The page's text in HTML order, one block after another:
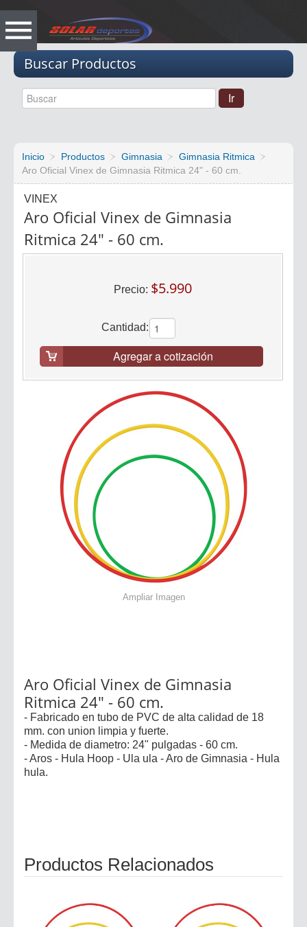
Buscar Productos
Inicio Productos Gimnasia
Gimnasia Ritmica
Aro Oficial Vinex de Gimnasia Ritmica 24" - 60 cm.
VINEX
Aro Oficial Vinex de Gimnasia
Ritmica 24" - 60 cm.
Precio: $5.990
Cantidad:
Agregar a cotización
Ampliar Imagen
Aro Oficial Vinex de Gimnasia
Ritmica 24" - 60 cm.
- Fabricado en tubo de PVC de alta calidad de 18
mm. con union limpia y fuerte.
- Medida de diametro: 24" pulgadas - 60 cm.
- Aros - Hula Hoop - Ula ula - Aro de Gimnasia - Hula
hula.
Productos Relacionados